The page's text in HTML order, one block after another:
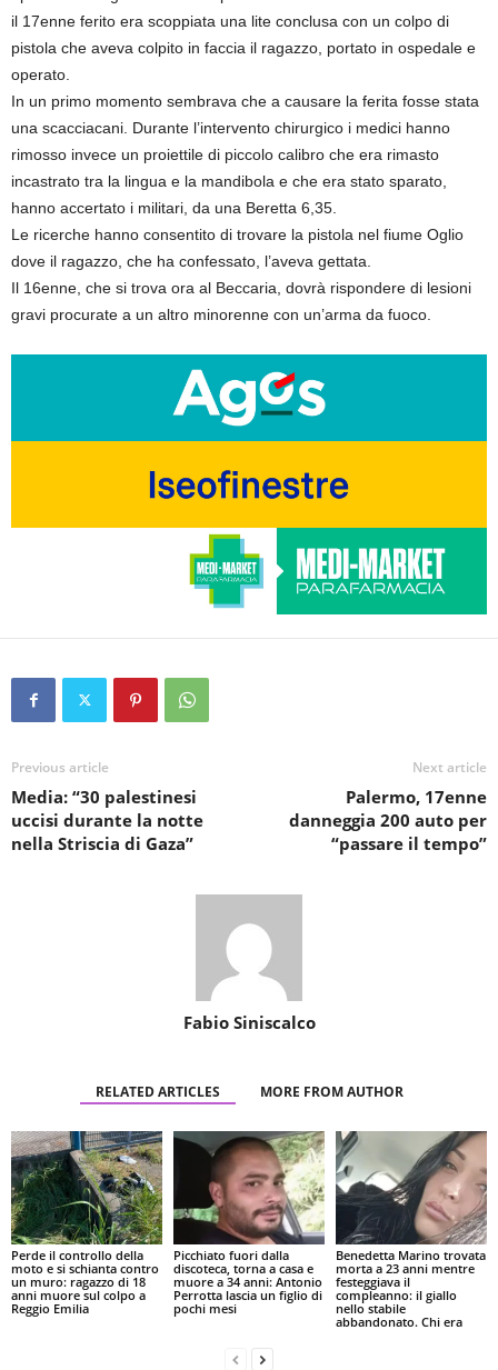
il 17enne ferito era scoppiata una lite conclusa con un colpo di
pistola che aveva colpito in faccia il ragazzo, portato in ospedale e
operato.
In un primo momento sembrava che a causare la ferita fosse stata
una scacciacani. Durante l’intervento chirurgico i medici hanno
rimosso invece un proiettile di piccolo calibro che era rimasto
incastrato tra la lingua e la mandibola e che era stato sparato,
hanno accertato i militari, da una Beretta 6,35.
Le ricerche hanno consentito di trovare la pistola nel fiume Oglio
dove il ragazzo, che ha confessato, l’aveva gettata.
Il 16enne, che si trova ora al Beccaria, dovrà rispondere di lesioni
gravi procurate a un altro minorenne con un’arma da fuoco.
Previous article
Media: “30 palestinesi
uccisi durante la notte
nella Striscia di Gaza”
Next article
Palermo, 17enne
danneggia 200 auto per
“passare il tempo”
Fabio Siniscalco
RELATED ARTICLES MORE FROM AUTHOR
Perde il controllo della
moto e si schianta contro
un muro: ragazzo di 18
anni muore sul colpo a
Reggio Emilia
Picchiato fuori dalla
discoteca, torna a casa e
muore a 34 anni: Antonio
Perrotta lascia un figlio di
pochi mesi
Benedetta Marino trovata
morta a 23 anni mentre
festeggiava il
compleanno: il giallo
nello stabile
abbandonato. Chi era